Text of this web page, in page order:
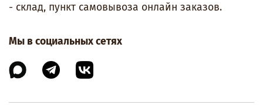
- склад, пункт самовывоза онлайн заказов.
Мы в социальных сетях